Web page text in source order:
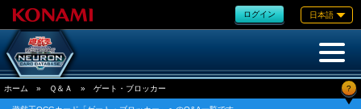
ログイン 日本語
ホーム » Ｑ＆Ａ » ゲート・ブロッカー ?